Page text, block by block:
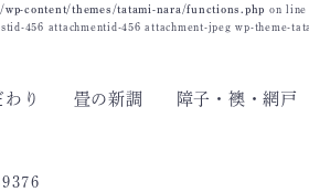
content/themes/tatami-nara/functions.php on line
456 attachmentid-456 attachment-jpeg wp-theme-
わり 畳の新調 障子・襖・網戸